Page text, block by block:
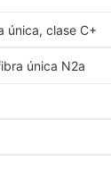
única, clase C+
única N2a